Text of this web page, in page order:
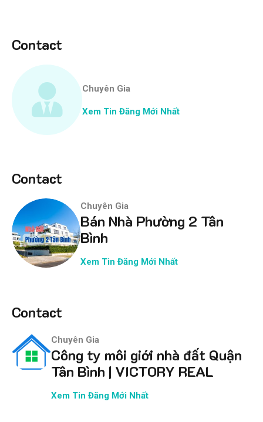
Contact
Chuyên Gia
Xem Tin Đăng Mới Nhất
Contact
Chuyên Gia
Bán Nhà Phường 2 Tân
Bình
Xem Tin Đăng Mới Nhất
Contact
Chuyên Gia
Công ty môi giới nhà đất Quận
Tân Bình | VICTORY REAL
Xem Tin Đăng Mới Nhất